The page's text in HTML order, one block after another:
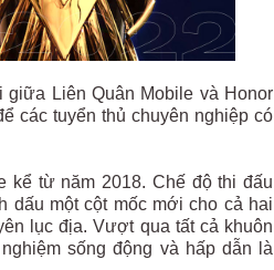
Liên Quân Mobile và Honor
các tuyển thủ chuyên nghiệp có
kể từ năm 2018. Chế độ thi đấu
dấu một cột mốc mới cho cả hai
lục địa. Vượt qua tất cả khuôn
sống động và hấp dẫn là